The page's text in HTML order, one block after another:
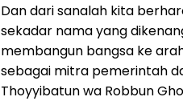
Dan dari sanalah kita
sekadar nama yang
membangun bangsa ke
sebagai mitra pemerintah
Thoyyibatun wa Robbun